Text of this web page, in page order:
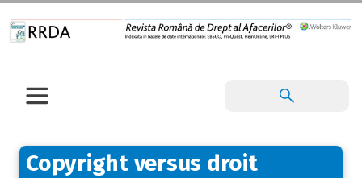
Copyright versus droit